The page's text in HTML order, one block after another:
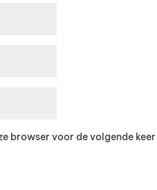
browser voor de volgende